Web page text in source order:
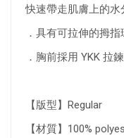
快速帶走肌膚上的
．具有可拉伸的拇
．胸前採用 YKK 拉鍊
【版型】Regular
【材質】100%